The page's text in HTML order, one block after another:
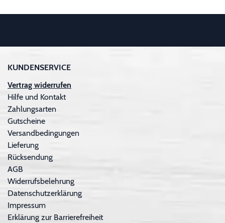
KUNDENSERVICE
Vertrag widerrufen
Hilfe und Kontakt
Zahlungsarten
Gutscheine
Versandbedingungen
Lieferung
Rücksendung
AGB
Widerrufsbelehrung
Datenschutzerklärung
Impressum
Erklärung zur Barrierefreiheit